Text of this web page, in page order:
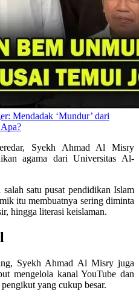
Mendadak ‘Mundur’ dari
Syekh Ahmad Al Misry
agama dari Universitas Al-
satu pusat pendidikan Islam
itu membuatnya sering diminta
hingga literasi keislaman.
Syekh Ahmad Al Misry juga
mengelola kanal YouTube dan
yang cukup besar.